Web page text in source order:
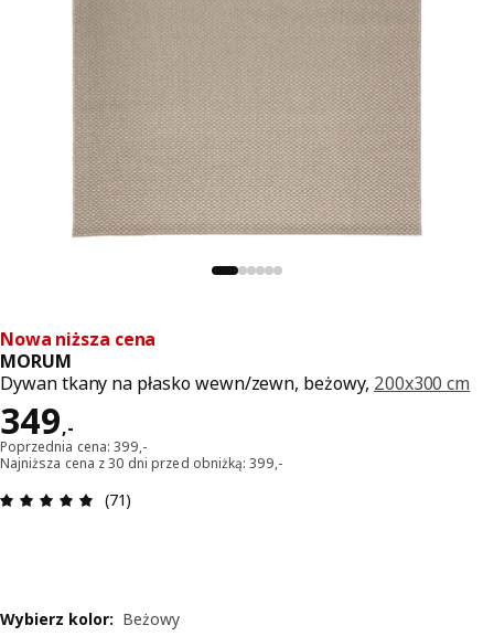
Nowa niższa cena
MORUM
Dywan tkany na płasko wewn/zewn, beżowy, 200x300 cm
349,-
Cena 349,-
Poprzednia cena: 399,-
Najniższa cena z 30 dni przed obniżką: 399,-
Opinia: 4.9 na 5 gwiazdki. Recenzje ogółem: 71
(71)
Wybierz kolor: Beżowy